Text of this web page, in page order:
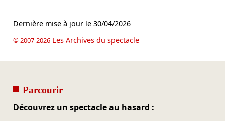
Dernière mise à jour le 30/04/2026
© 2007-2026Les Archives du spectacle
Parcourir
Découvrez un spectacle au hasard :